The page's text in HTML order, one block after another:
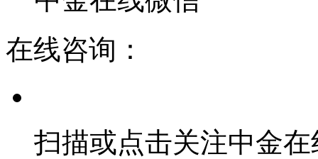
在线咨询：
扫描或点击关注中金